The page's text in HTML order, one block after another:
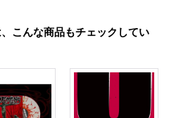
こんな商品もチェックしてい